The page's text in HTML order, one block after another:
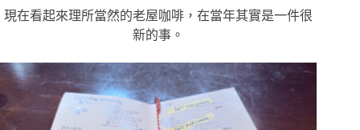
現在看起來理所當然的老屋咖啡，在當年其實是一件很
新的事。